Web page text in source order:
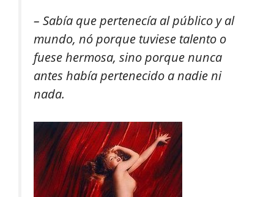
– Sabía que pertenecía al público y al
mundo, nó porque tuviese talento o
fuese hermosa, sino porque nunca
antes había pertenecido a nadie ni
nada.